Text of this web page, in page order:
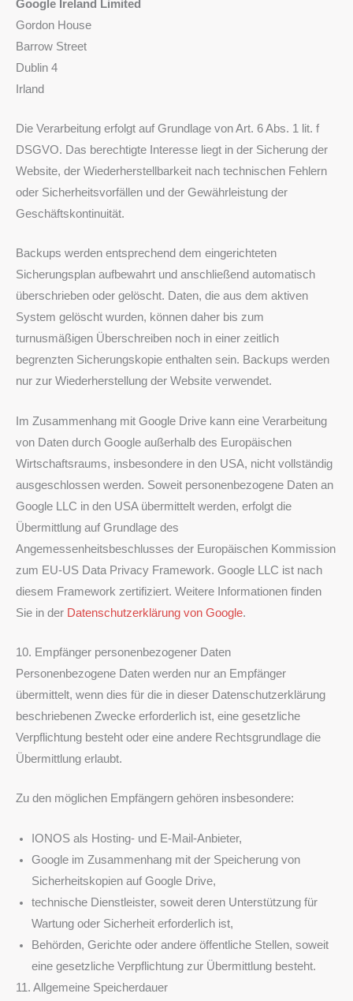
Google Ireland Limited
Gordon House
Barrow Street
Dublin 4
Irland
Die Verarbeitung erfolgt auf Grundlage von Art. 6 Abs. 1 lit. f
DSGVO. Das berechtigte Interesse liegt in der Sicherung der
Website, der Wiederherstellbarkeit nach technischen Fehlern
oder Sicherheitsvorfällen und der Gewährleistung der
Geschäftskontinuität.
Backups werden entsprechend dem eingerichteten
Sicherungsplan aufbewahrt und anschließend automatisch
überschrieben oder gelöscht. Daten, die aus dem aktiven
System gelöscht wurden, können daher bis zum
turnusmäßigen Überschreiben noch in einer zeitlich
begrenzten Sicherungskopie enthalten sein. Backups werden
nur zur Wiederherstellung der Website verwendet.
Im Zusammenhang mit Google Drive kann eine Verarbeitung
von Daten durch Google außerhalb des Europäischen
Wirtschaftsraums, insbesondere in den USA, nicht vollständig
ausgeschlossen werden. Soweit personenbezogene Daten an
Google LLC in den USA übermittelt werden, erfolgt die
Übermittlung auf Grundlage des
Angemessenheitsbeschlusses der Europäischen Kommission
zum EU-US Data Privacy Framework. Google LLC ist nach
diesem Framework zertifiziert. Weitere Informationen finden
Sie in der Datenschutzerklärung von Google.
10. Empfänger personenbezogener Daten
Personenbezogene Daten werden nur an Empfänger
übermittelt, wenn dies für die in dieser Datenschutzerklärung
beschriebenen Zwecke erforderlich ist, eine gesetzliche
Verpflichtung besteht oder eine andere Rechtsgrundlage die
Übermittlung erlaubt.
Zu den möglichen Empfängern gehören insbesondere:
IONOS als Hosting- und E-Mail-Anbieter,
Google im Zusammenhang mit der Speicherung von
Sicherheitskopien auf Google Drive,
technische Dienstleister, soweit deren Unterstützung für
Wartung oder Sicherheit erforderlich ist,
Behörden, Gerichte oder andere öffentliche Stellen, soweit
eine gesetzliche Verpflichtung zur Übermittlung besteht.
11. Allgemeine Speicherdauer